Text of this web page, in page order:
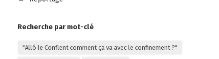
Recherche par mot-clé
"Allô le Conflent comment ça va avec le confinement ?"